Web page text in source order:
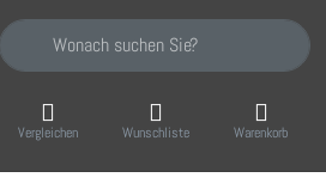
Geben Sie einen Suchbegriff ein. Während
Vergleichen Wunschliste Warenkorb